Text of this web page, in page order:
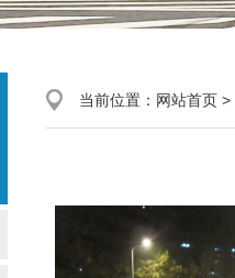
当前位置： 网站首页 >